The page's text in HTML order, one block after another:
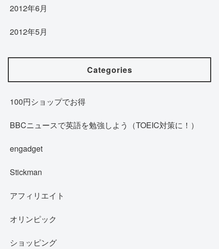
2012年6月
2012年5月
Categories
100円ショップでお得
BBCニュースで英語を勉強しよう（TOEIC対策に！）
engadget
Stickman
アフィリエイト
オリンピック
ショッピング